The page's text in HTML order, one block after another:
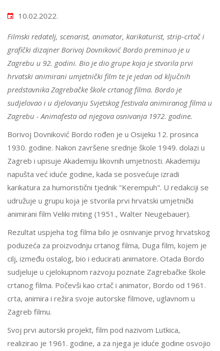
10.02.2022.
Filmski redatelj, scenarist, animator, karikaturist, strip-crtač i
grafički dizajner Borivoj Dovniković Bordo preminuo je u
Zagrebu u 92. godini. Bio je dio grupe koja je stvorila prvi
hrvatski animirani umjetnički film te je jedan od ključnih
predstavnika Zagrebačke škole crtanog filma. Bordo je
sudjelovao i u djelovanju Svjetskog festivala animiranog filma u
Zagrebu - Animafesta od njegova osnivanja 1972. godine.
Borivoj Dovniković Bordo rođen je u Osijeku 12. prosinca
1930. godine. Nakon završene srednje škole 1949. dolazi u
Zagreb i upisuje Akademiju likovnih umjetnosti. Akademiju
napušta već iduće godine, kada se posvećuje izradi
karikatura za humoristični tjednik "Kerempuh". U redakciji se
udružuje u grupu koja je stvorila prvi hrvatski umjetnički
animirani film Veliki miting (1951., Walter Neugebauer).
Rezultat uspjeha tog filma bilo je osnivanje prvog hrvatskog
poduzeća za proizvodnju crtanog filma, Duga film, kojem je
cilj, između ostalog, bio i educirati animatore. Otada Bordo
sudjeluje u cjelokupnom razvoju poznate Zagrebačke škole
crtanog filma. Počevši kao crtač i animator, Bordo od 1961.
crta, animira i režira svoje autorske filmove, uglavnom u
Zagreb filmu.
Svoj prvi autorski projekt, film pod nazivom Lutkica,
realizirao je 1961. godine, a za njega je iduće godine osvojio